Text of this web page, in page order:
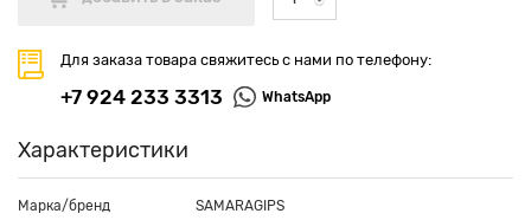
Для заказа товара свяжитесь с нами по телефону:
+7 924 233 3313 WhatsApp
Характеристики
Марка/бренд
SAMARAGIPS